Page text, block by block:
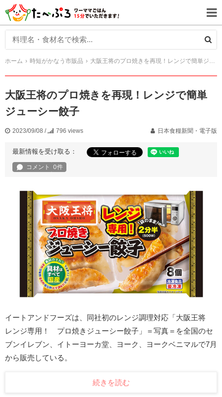
ホーム 時短がかなう市販品 大阪王将のプロ焼きを再現！レンジで簡単ジューシー餃子
大阪王将のプロ焼きを再現！レンジで簡単
ジューシー餃子
2023/09/08 / 796 views 日本食糧新聞・電子版
最新情報を受け取る：
イートアンドフーズは、同社初のレンジ調理対応「大阪王将
レンジ専用！ プロ焼きジューシー餃子」＝写真＝を全国のセ
ブンイレブン、イトーヨーカ堂、ヨーク、ヨークベニマルで7月
から販売している。
続きを読む